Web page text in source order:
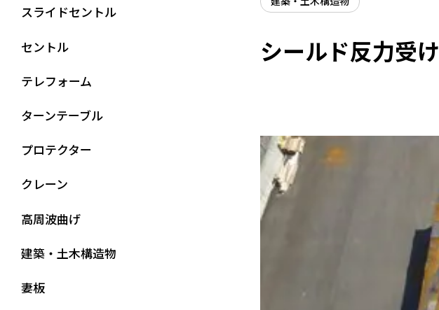
スライドセントル
セントル
テレフォーム
ターンテーブル
プロテクター
クレーン
高周波曲げ
建築・土木構造物
妻板
シールド反力受け